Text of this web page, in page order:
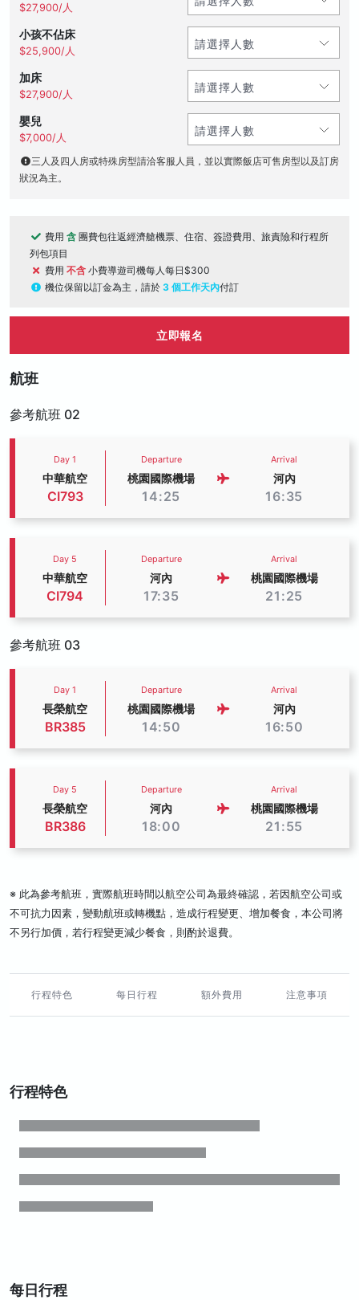
$27,900/人
小孩不佔床
$25,900/人
加床
$27,900/人
嬰兒
$7,000/人
三人及四人房或特殊房型請洽客服人員，並以實際飯店可售房型以及訂房
狀況為主。
費用 含 團費包往返經濟艙機票、住宿、簽證費用、旅責險和行程所
列包項目
費用 不含 小費導遊司機每人每日$300
機位保留以訂金為主，請於 3 個工作天內付訂
立即報名
航班
參考航班 02
Day 1
中華航空
CI793
Departure
桃園國際機場
14:25
Arrival
河內
16:35
Day 5
中華航空
CI794
Departure
河內
17:35
Arrival
桃園國際機場
21:25
參考航班 03
Day 1
長榮航空
BR385
Departure
桃園國際機場
14:50
Arrival
河內
16:50
Day 5
長榮航空
BR386
Departure
河內
18:00
Arrival
桃園國際機場
21:55
※ 此為參考航班，實際航班時間以航空公司為最終確認，若因航空公司或
不可抗力因素，變動航班或轉機點，造成行程變更、增加餐食，本公司將
不另行加價，若行程變更減少餐食，則酌於退費。
行程特色 每日行程 額外費用 注意事項
行程特色
每日行程